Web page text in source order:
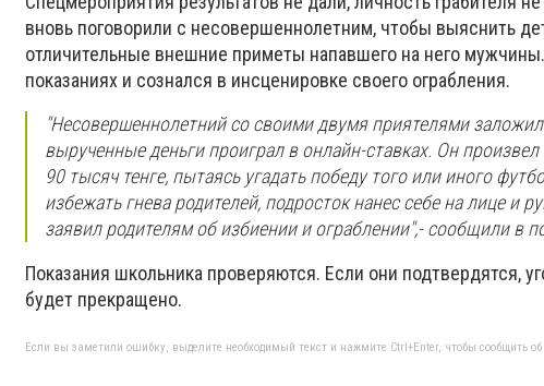
вновь поговорили с несовершеннолетним, чтобы выяснить
отличительные внешние приметы напавшего на него
показаниях и сознался в инсценировке своего ограбления.
"Несовершеннолетний со своими двумя приятелями
вырученные деньги проиграл в онлайн-ставках. Он
90 тысяч тенге, пытаясь угадать победу того или иного
избежать гнева родителей, подросток нанес себе на лице и
заявил родителям об избиении и ограблении",- сообщили в
Показания школьника проверяются. Если они подтвердятся,
будет прекращено.
Если вы заметили ошибку, выделите необходимый текст и нажмите Ctrl+Enter, чтобы сообщить